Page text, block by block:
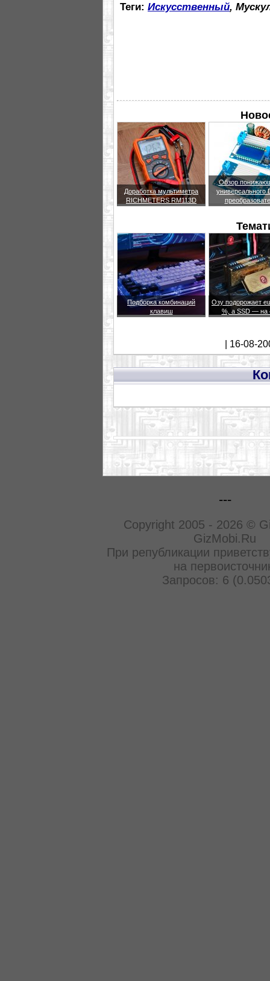
Теги: Искусственный,
Доработка мультиметра
RICHMETERS RM113D
Обзор
универсального
Подборка комбинаций
клавиш
Озу подорожает
%, а SSD — на
| 16-08-
---
Copyright 2005 - 2026 ©
GizMobi.Ru
При републикации
на
Запросов: 6